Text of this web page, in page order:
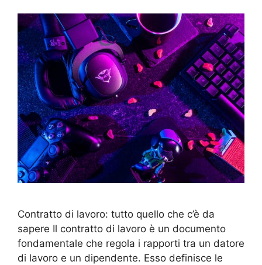
Contratto di lavoro: tutto quello che c’è da
sapere Il contratto di lavoro è un documento
fondamentale che regola i rapporti tra un datore
di lavoro e un dipendente. Esso definisce le